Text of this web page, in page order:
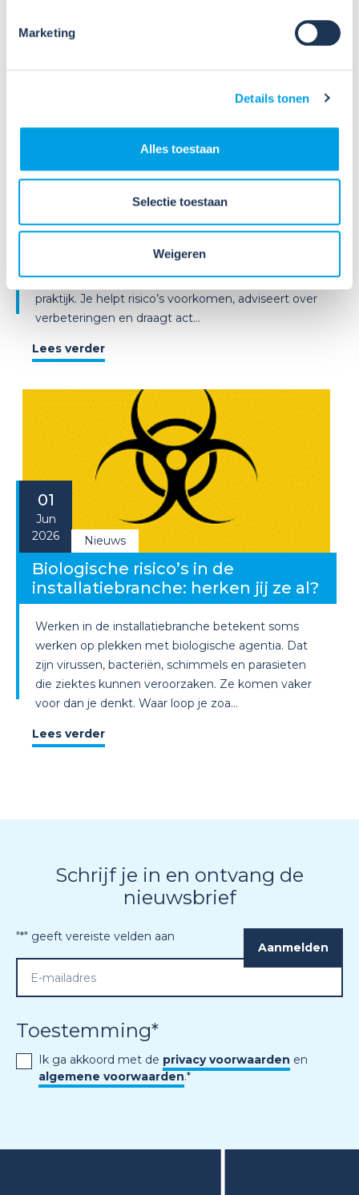
Marketing
Details tonen
Alles toestaan
Selectie toestaan
Weigeren
2026
preventiemedewerker wettelijk
moet uitvoeren[M?
rol in het creëren van een gezonde en veilige
werkomgeving. Je bent de spil tussen beleid en
praktijk. Je helpt risico’s voorkomen, adviseert over
verbeteringen en draagt act...
Lees verder
01
Jun
2026
Nieuws
Biologische risico’s in de
installatiebranche: herken jij ze al?
Werken in de installatiebranche betekent soms
werken op plekken met biologische agentia. Dat
zijn virussen, bacteriën, schimmels en parasieten
die ziektes kunnen veroorzaken. Ze komen vaker
voor dan je denkt. Waar loop je zoa...
Lees verder
Schrijf je in en ontvang de
nieuwsbrief
"*" geeft vereiste velden aan
Toestemming*
Ik ga akkoord met de privacy voorwaarden en
algemene voorwaarden.*